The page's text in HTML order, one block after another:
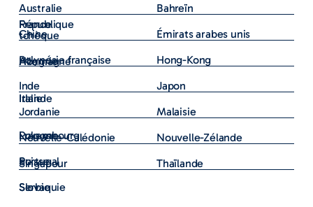
République
tchèque
France
Allemagne
Hongrie
Irlande
Italie
Luxembourg
Pologne
Portugal
Suisse
Serbie
Slovaquie
Australie
Bahreïn
Chine
Émirats arabes unis
Polynésie française
Hong-Kong
Inde
Japon
Jordanie
Malaisie
Nouvelle-Calédonie
Nouvelle-Zélande
Singapour
Thaïlande